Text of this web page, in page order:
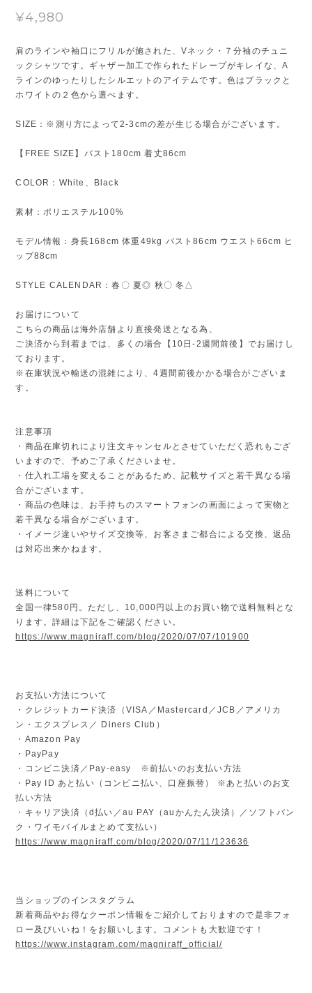
¥4,980
肩のラインや袖口にフリルが施された、Vネック・７分袖のチュニ
ックシャツです。ギャザー加工で作られたドレープがキレイな、A
ラインのゆったりしたシルエットのアイテムです。色はブラックと
ホワイトの２色から選べます。
SIZE：※測り方によって2-3cmの差が生じる場合がございます。
【FREE SIZE】バスト180cm 着丈86cm
COLOR：White、Black
素材：ポリエステル100%
モデル情報：身長168cm 体重49kg バスト86cm ウエスト66cm ヒ
ップ88cm
STYLE CALENDAR：春〇 夏◎ 秋〇 冬△
お届けについて
こちらの商品は海外店舗より直接発送となる為、
ご決済から到着までは、多くの場合【10日-2週間前後】でお届けし
ております。
※在庫状況や輸送の混雑により、4週間前後かかる場合がございま
す。
注意事項
・商品在庫切れにより注文キャンセルとさせていただく恐れもござ
いますので、予めご了承くださいませ。
・仕入れ工場を変えることがあるため、記載サイズと若干異なる場
合がございます。
・商品の色味は、お手持ちのスマートフォンの画面によって実物と
若干異なる場合がございます。
・イメージ違いやサイズ交換等、お客さまご都合による交換、返品
は対応出来かねます。
送料について
全国一律580円。ただし、10,000円以上のお買い物で送料無料とな
ります。詳細は下記をご確認ください。
https://www.magniraff.com/blog/2020/07/07/101900
お支払い方法について
・クレジットカード決済（VISA／Mastercard／JCB／アメリカ
ン・エクスプレス／ Diners Club）
・Amazon Pay
・PayPay
・コンビニ決済／Pay-easy ※前払いのお支払い方法
・Pay ID あと払い（コンビニ払い、口座振替） ※あと払いのお支
払い方法
・キャリア決済（d払い／au PAY（auかんたん決済）／ソフトバン
ク・ワイモバイルまとめて支払い）
https://www.magniraff.com/blog/2020/07/11/123636
当ショップのインスタグラム
新着商品やお得なクーポン情報をご紹介しておりますので是非フォ
ロー及びいいね！をお願いします。コメントも大歓迎です！
https://www.instagram.com/magniraff_official/